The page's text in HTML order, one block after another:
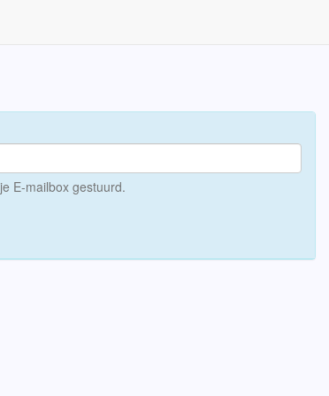
E-mailbox gestuurd.